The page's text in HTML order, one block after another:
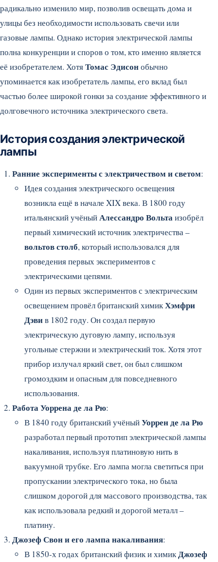
радикально изменило мир, позволив освещать дома и
улицы без необходимости использовать свечи или
газовые лампы. Однако история электрической лампы
полна конкуренции и споров о том, кто именно является
её изобретателем. ХотяТомас Эдисонобычно
упоминается как изобретатель лампы, его вклад был
частью более широкой гонки за создание эффективного и
долговечного источника электрического света.
История создания электрической
лампы
Ранние эксперименты с электричеством и светом:
Идея создания электрического освещения
возникла ещё в начале XIX века. В 1800 году
итальянский учёныйАлессандро Вольтаизобрёл
первый химический источник электричества –
вольтов столб, который использовался для
проведения первых экспериментов с
электрическими цепями.
Один из первых экспериментов с электрическим
освещением провёл британский химикХэмфри
Дэвив 1802 году. Он создал первую
электрическую дуговую лампу, используя
угольные стержни и электрический ток. Хотя этот
прибор излучал яркий свет, он был слишком
громоздким и опасным для повседневного
использования.
Работа Уоррена де ла Рю:
В 1840 году британский учёныйУоррен де ла Рю
разработал первый прототип электрической лампы
накаливания, используя платиновую нить в
вакуумной трубке. Его лампа могла светиться при
пропускании электрического тока, но была
слишком дорогой для массового производства, так
как использовала редкий и дорогой металл –
платину.
Джозеф Свон и его лампа накаливания:
В 1850-х годах британский физик и химикДжозеф